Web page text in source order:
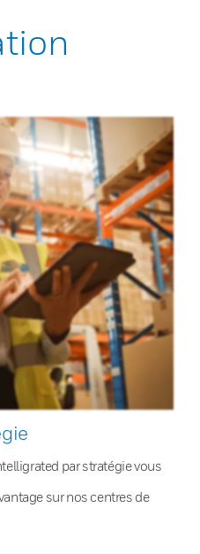
par stratégie vous
sur nos centres de